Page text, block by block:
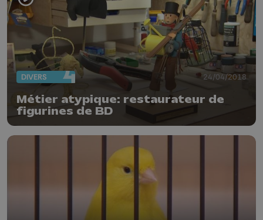
DIVERS 24/04/2018
Métier atypique: restaurateur de
figurines de BD